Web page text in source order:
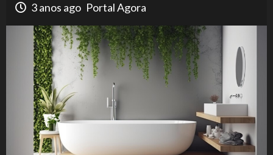
3 anos ago Portal Agora